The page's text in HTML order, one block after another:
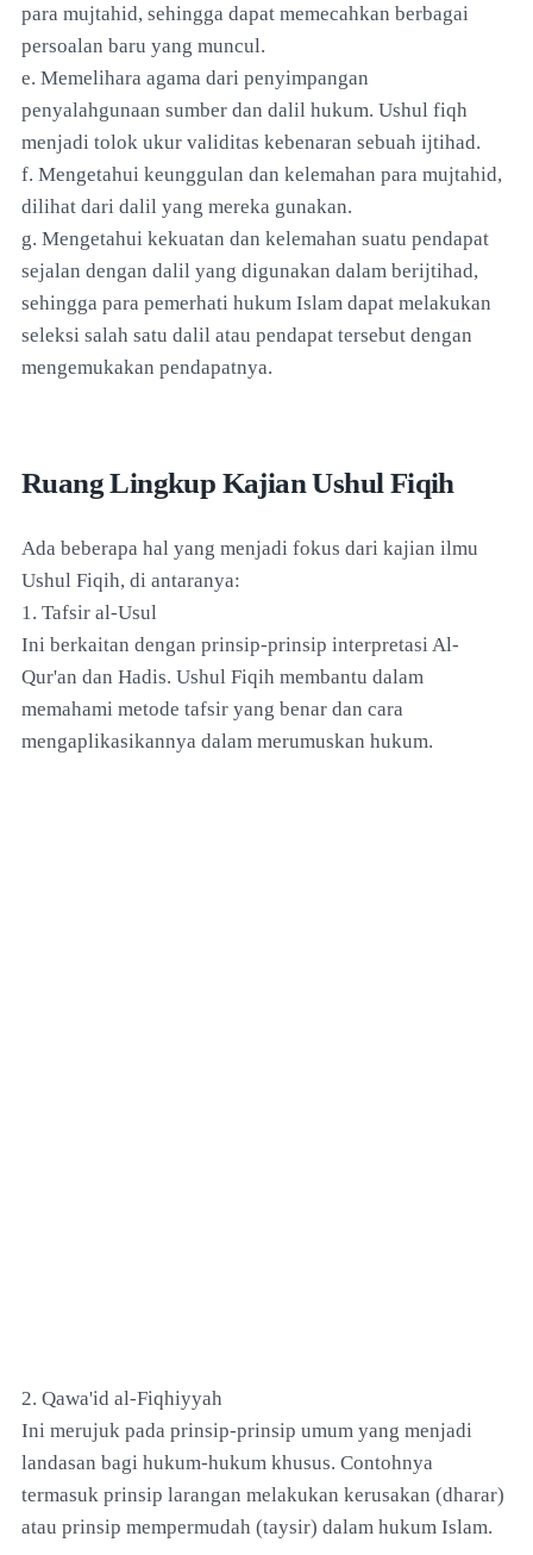
para mujtahid, sehingga dapat memecahkan berbagai
persoalan baru yang muncul.
e. Memelihara agama dari penyimpangan
penyalahgunaan sumber dan dalil hukum. Ushul fiqh
menjadi tolok ukur validitas kebenaran sebuah ijtihad.
f. Mengetahui keunggulan dan kelemahan para mujtahid,
dilihat dari dalil yang mereka gunakan.
g. Mengetahui kekuatan dan kelemahan suatu pendapat
sejalan dengan dalil yang digunakan dalam berijtihad,
sehingga para pemerhati hukum Islam dapat melakukan
seleksi salah satu dalil atau pendapat tersebut dengan
mengemukakan pendapatnya.
Ruang Lingkup Kajian Ushul Fiqih
Ada beberapa hal yang menjadi fokus dari kajian ilmu
Ushul Fiqih, di antaranya:
1. Tafsir al-Usul
Ini berkaitan dengan prinsip-prinsip interpretasi Al-
Qur'an dan Hadis. Ushul Fiqih membantu dalam
memahami metode tafsir yang benar dan cara
mengaplikasikannya dalam merumuskan hukum.
2. Qawa'id al-Fiqhiyyah
Ini merujuk pada prinsip-prinsip umum yang menjadi
landasan bagi hukum-hukum khusus. Contohnya
termasuk prinsip larangan melakukan kerusakan (dharar)
atau prinsip mempermudah (taysir) dalam hukum Islam.